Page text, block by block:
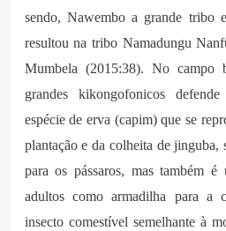
sendo, Nawembo a grande tribo
resultou na tribo Namadungu
Mumbela (2015:38). No campo
grandes kikongofonicos
espécie de erva (capim) que se
plantação e da colheita de jinguba,
para os pássaros, mas também é
adultos como armadilha para a
insecto comestível semelhante à